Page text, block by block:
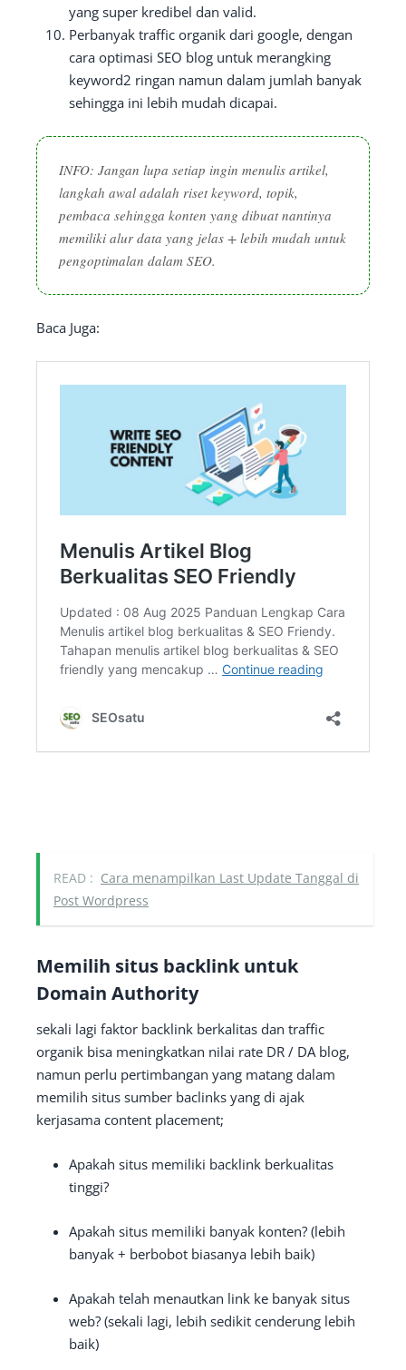
yang super kredibel dan valid.
Perbanyak traffic organik dari google, dengan
cara optimasi SEO blog untuk merangking
keyword2 ringan namun dalam jumlah banyak
sehingga ini lebih mudah dicapai.
INFO: Jangan lupa setiap ingin menulis artikel,
langkah awal adalah riset keyword, topik,
pembaca sehingga konten yang dibuat nantinya
memiliki alur data yang jelas + lebih mudah untuk
pengoptimalan dalam SEO.
Baca Juga:
READ : Cara menampilkan Last Update Tanggal di
Post Wordpress
Memilih situs backlink untuk
Domain Authority
sekali lagi faktor backlink berkalitas dan traffic
organik bisa meningkatkan nilai rate DR / DA blog,
namun perlu pertimbangan yang matang dalam
memilih situs sumber baclinks yang di ajak
kerjasama content placement;
Apakah situs memiliki backlink berkualitas
tinggi?
Apakah situs memiliki banyak konten? (lebih
banyak + berbobot biasanya lebih baik)
Apakah telah menautkan link ke banyak situs
web? (sekali lagi, lebih sedikit cenderung lebih
baik)